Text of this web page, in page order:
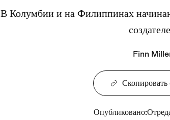
В Колумбии и на Филиппинах
Finn
Скопировать
Опубликовано: